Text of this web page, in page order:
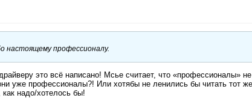
настоящему профессионалу.
это всё написано! Мсье считает, что «профессионалы» не
уже профессионалы?! Или хотябы не ленились бы читать тот же
надо/хотелось бы!